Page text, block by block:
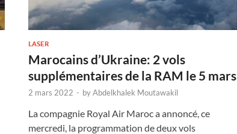
LASER
Marocains d’Ukraine: 2 vols
supplémentaires de la RAM le 5 mars
2 mars 2022 - byAbdelkhalek Moutawakil
La compagnie Royal Air Maroc a annoncé, ce
mercredi, la programmation de deux vols